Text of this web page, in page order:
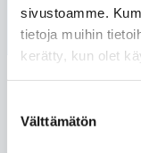
sivustoamme.
tietoja muihin
kerätty, kun olet
valinta
Välttämätön